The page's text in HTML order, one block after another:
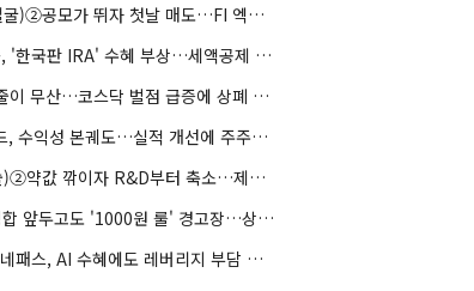
(락업의 두얼굴)②공모가 뛰자 첫날 매도…FI 엑시트 전략 갈렸다
HD현대엔솔, '한국판 IRA' 수혜 부상…세액공제 선택이 변수
유증·CB 줄줄이 무산…코스닥 벌점 급증에 상폐 압박
현대그린푸드, 수익성 본궤도…실적 개선에 주주환원까지
(약가 대수술)②약값 깎이자 R&D부터 축소…제약업계 비상경영 돌입
대교, 액면병합 앞두고도 '1000원 룰' 경고장…상장유지 시험대
네패스, AI 수혜에도 레버리지 부담 여전